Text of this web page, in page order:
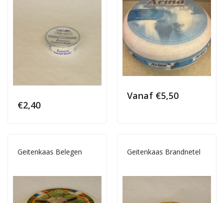
€2,40
Vanaf €5,50
Geitenkaas Belegen Geitenkaas Brandnetel